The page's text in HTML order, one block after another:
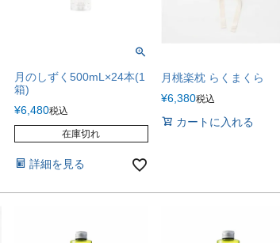
月のしずく500mL×24本(1
箱)
¥6,480税込
在庫切れ
詳細を見る
月桃楽枕 らくまくら
¥6,380税込
カートに入れる